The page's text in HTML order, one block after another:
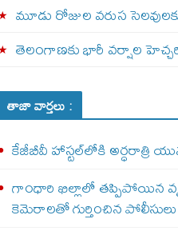
మూడు రోజుల వరుస
తెలంగాణకు భారీ వర్షాల
తాజా వార్తలు :
కేజీబీవీ హాస్టల్‌లోకి అర్ధరాత్రి
గాంధారి ఖిల్లాలో తప్పిపోయిన
కెమెరాలతో గుర్తించిన పోలీసులు